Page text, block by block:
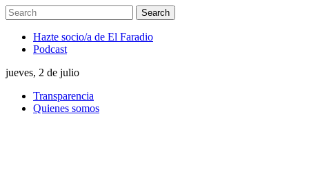
Hazte socio/a de El Faradio
Podcast
jueves, 2 de julio
Transparencia
Quienes somos